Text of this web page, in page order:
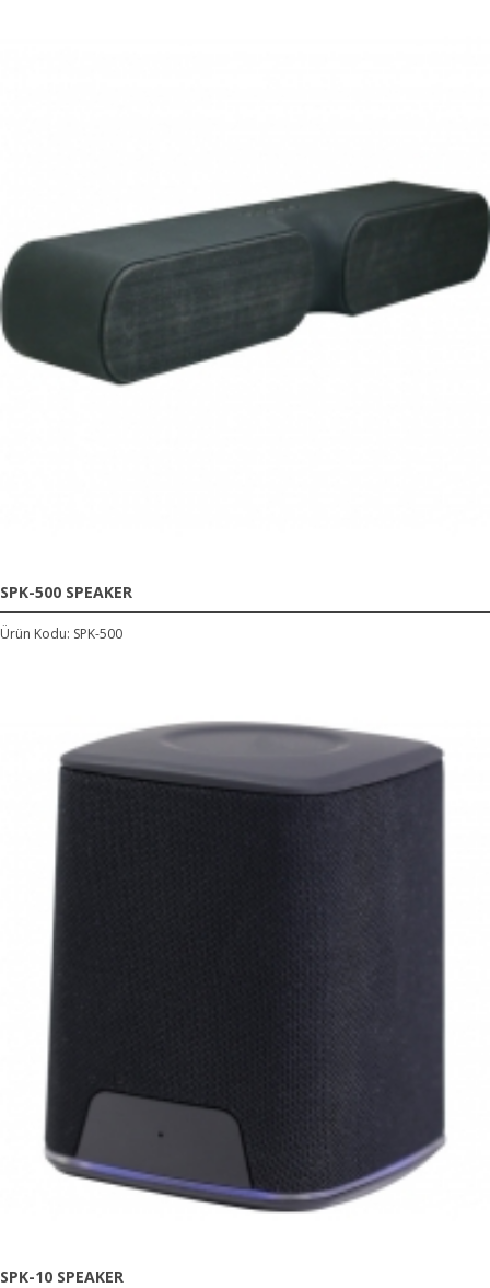
SPK-500 SPEAKER
Ürün Kodu: SPK-500
SPK-10 SPEAKER